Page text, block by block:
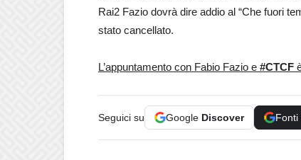
Rai2 Fazio dovrà dire addio al “Che fuori
stato cancellato.
L’appuntamento con Fabio Fazio e #CTCF
Seguici su Google Discover Fonti